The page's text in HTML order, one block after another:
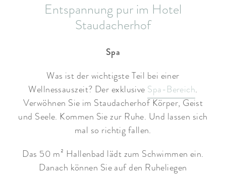
Entspannung pur im Hotel
Staudacherhof
Spa
Was ist der wichtigste Teil bei einer
Wellnessauszeit? Der exklusive Spa-Bereich.
Verwöhnen Sie im Staudacherhof Körper, Geist
und Seele. Kommen Sie zur Ruhe. Und lassen sich
mal so richtig fallen.
Das 50 m² Hallenbad lädt zum Schwimmen ein.
Danach können Sie auf den Ruheliegen